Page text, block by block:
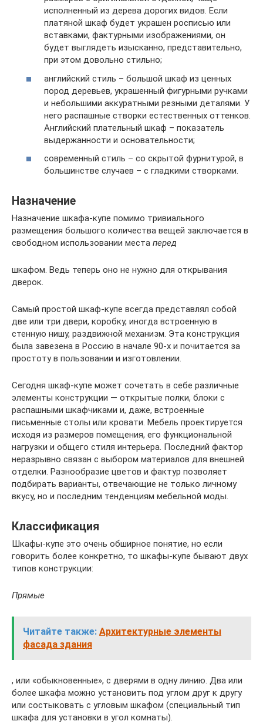
исполненный из дерева дорогих видов. Если
платяной шкаф будет украшен росписью или
вставками, фактурными изображениями, он
будет выглядеть изысканно, представительно,
при этом довольно стильно;
английский стиль – большой шкаф из ценных
пород деревьев, украшенный фигурными ручками
и небольшими аккуратными резными деталями. У
него распашные створки естественных оттенков.
Английский плательный шкаф – показатель
выдержанности и основательности;
современный стиль – со скрытой фурнитурой, в
большинстве случаев – с гладкими створками.
Назначение
Назначение шкафа-купе помимо тривиального
размещения большого количества вещей заключается в
свободном использовании места перед
шкафом. Ведь теперь оно не нужно для открывания
дверок.
Самый простой шкаф-купе всегда представлял собой
две или три двери, коробку, иногда встроенную в
стенную нишу, раздвижной механизм. Эта конструкция
была завезена в Россию в начале 90-х и почитается за
простоту в пользовании и изготовлении.
Сегодня шкаф-купе может сочетать в себе различные
элементы конструкции — открытые полки, блоки с
распашными шкафчиками и, даже, встроенные
письменные столы или кровати. Мебель проектируется
исходя из размеров помещения, его функциональной
нагрузки и общего стиля интерьера. Последний фактор
неразрывно связан с выбором материалов для внешней
отделки. Разнообразие цветов и фактур позволяет
подбирать варианты, отвечающие не только личному
вкусу, но и последним тенденциям мебельной моды.
Классификация
Шкафы-купе это очень обширное понятие, но если
говорить более конкретно, то шкафы-купе бывают двух
типов конструкции:
Прямые
Читайте также: Архитектурные элементы
фасада здания
, или «обыкновенные», с дверями в одну линию. Два или
более шкафа можно установить под углом друг к другу
или состыковать с угловым шкафом (специальный тип
шкафа для установки в угол комнаты).